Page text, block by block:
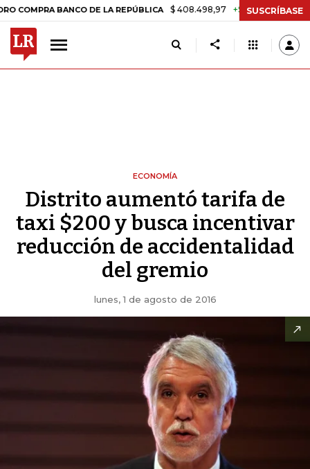
BANCO DE LA REPÚBLICA $ 408.498,97 +$ 8.753,81 +2,19%
SUSCRÍBASE
ECONOMÍA
Distrito aumentó tarifa de
taxi $200 y busca incentivar
reducción de accidentalidad
del gremio
lunes, 1 de agosto de 2016